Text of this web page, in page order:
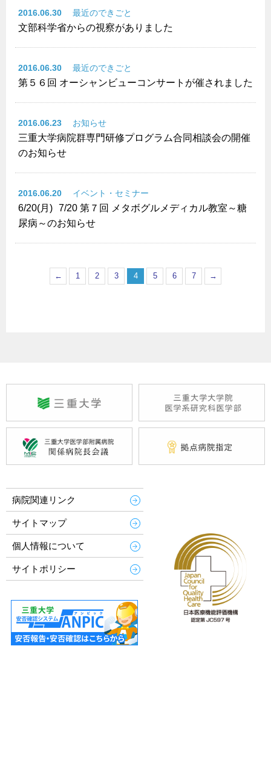
2016.06.30 最近のできごと
文部科学省からの視察がありました
2016.06.30 最近のできごと
第５６回 オーシャンビューコンサートが催されました
2016.06.23 お知らせ
三重大学病院群専門研修プログラム合同相談会の開催
のお知らせ
2016.06.20 イベント・セミナー
6/20(月) 7/20 第７回 メタボグルメディカル教室～糖
尿病～のお知らせ
← 1 2 3 4 5 6 7 →
病院関連リンク
サイトマップ
個人情報について
サイトポリシー